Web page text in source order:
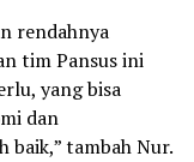
rendahnya
tim Pansus ini
yang bisa
dan
baik,” tambah Nur.